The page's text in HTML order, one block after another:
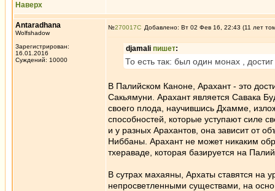
Наверх
Antaradhana
Wolfshadow
Зарегистрирован:
16.01.2016
Суждений: 10000
№270017 Добавлено: Вт 02 Фев 16, 22:43 (11 лет
djamali пишет:
То есть так: был один монах ,
В Палийском Каноне, Арахант - это
Сакьямуни. Арахант является Савака
своего плода, научившись Дхамме,
способностей, которые уступают силе
и у разных Арахантов, она зависит от
Ниббаны. Арахант не может никаким
тхераваде, которая базируется на
В сутрах махаяны, Архаты ставятся на
непросветленными существами, на